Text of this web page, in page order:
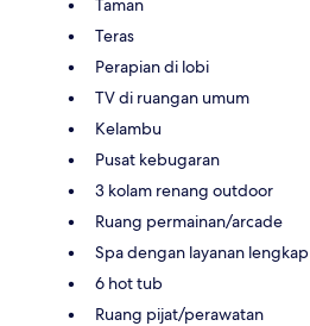
Taman
Teras
Perapian di lobi
TV di ruangan umum
Kelambu
Pusat kebugaran
3 kolam renang outdoor
Ruang permainan/arcade
Spa dengan layanan lengkap
6 hot tub
Ruang pijat/perawatan